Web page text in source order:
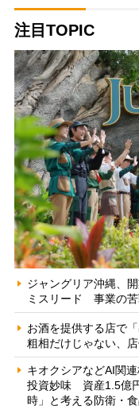
注目TOPIC
ジャングリア沖縄、
ミスリード 事業の苦
お酒を提供する店で
粗相だけじゃない、
キオクシアなどAI関
投資妙味 資産1.5億
時」と考える防衛・